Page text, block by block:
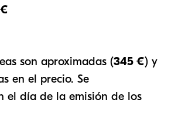
son aproximadas (345 €) y
en el precio. Se
el día de la emisión de los